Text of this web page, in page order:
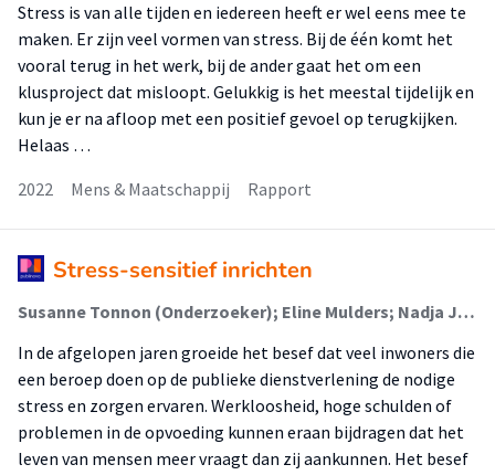
Stress is van alle tijden en iedereen heeft er wel eens mee te
maken. Er zijn veel vormen van stress. Bij de één komt het
vooral terug in het werk, bij de ander gaat het om een
klusproject dat misloopt. Gelukkig is het meestal tijdelijk en
kun je er na afloop met een positief gevoel op terugkijken.
Helaas …
2022
Mens & Maatschappij Rapport
Stress-sensitief inrichten
Susanne Tonnon (Onderzoeker); Eline Mulders; Nadja Jungmann (Lector)
In de afgelopen jaren groeide het besef dat veel inwoners die
een beroep doen op de publieke dienstverlening de nodige
stress en zorgen ervaren. Werkloosheid, hoge schulden of
problemen in de opvoeding kunnen eraan bijdragen dat het
leven van mensen meer vraagt dan zij aankunnen. Het besef